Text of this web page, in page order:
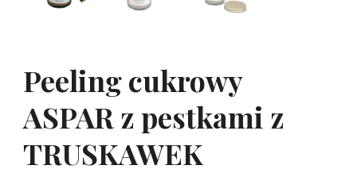
Peeling cukrowy
ASPAR z pestkami z
TRUSKAWEK